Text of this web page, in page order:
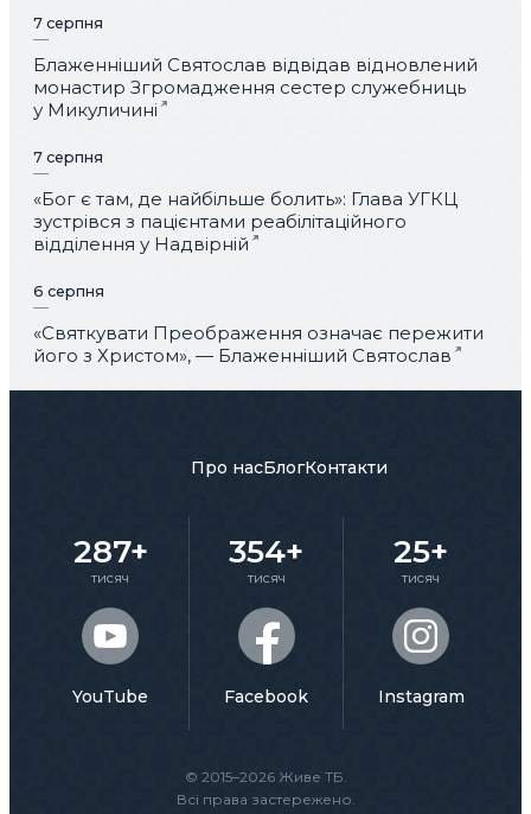
7 серпня
Блаженніший Святослав відвідав відновлений
монастир Згромадження сестер служебниць
у Микуличині
7 серпня
«Бог є там, де найбільше болить»: Глава УГКЦ
зустрівся з пацієнтами реабілітаційного
відділення у Надвірній
6 серпня
«Святкувати Преображення означає пережити
його з Христом», — Блаженніший Святослав
© 2015–2026 Живе ТБ.
Всі права застережено.
Про насБлогКонтакти
287+
тисяч
YouTube
354+
тисяч
Facebook
25+
тисяч
Instagram